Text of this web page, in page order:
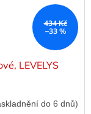
434 Kč
–33 %
LEVELYS
do 6 dnů)